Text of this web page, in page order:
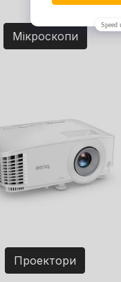
Мікроскопи
Проектори